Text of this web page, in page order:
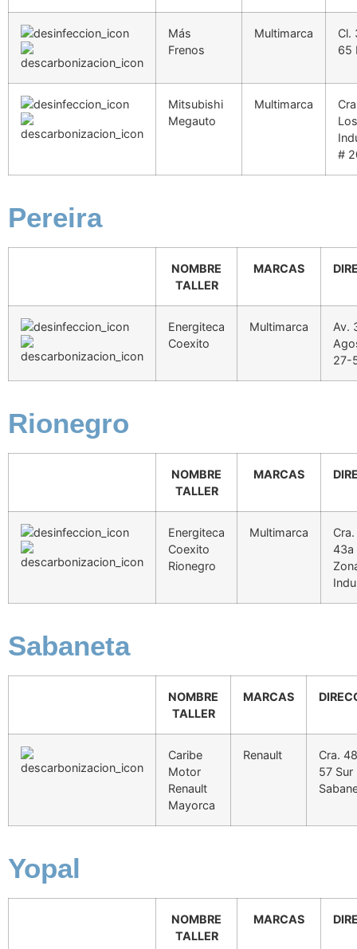
Más
Frenos
Multimarca
Cl.
65
Mitsubishi
Megauto
Multimarca
Los
#
Pereira
NOMBRE
TALLER
MARCAS
Energiteca
Coexito
Multimarca
Av.
27-
Rionegro
NOMBRE
TALLER
MARCAS
Energiteca
Coexito
Rionegro
Multimarca
43a
Sabaneta
NOMBRE
TALLER
MARCAS
Caribe
Motor
Renault
Mayorca
Renault
Cra.
57 Sur
Yopal
NOMBRE
TALLER
MARCAS